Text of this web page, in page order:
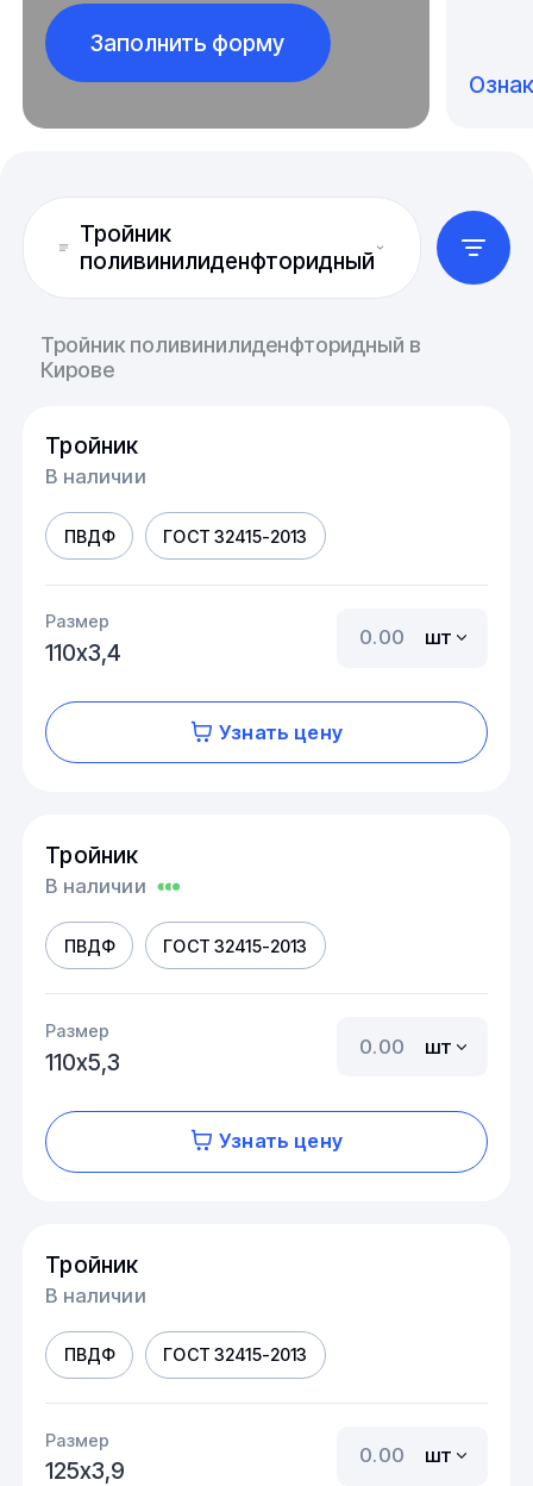
Заполнить форму
Тройник
поливинилиденфторидный
Тройник поливинилиденфторидный в
Кирове
Тройник
В наличии
ПВДФ ГОСТ 32415-2013
Размер
110х3,4
шт
Узнать цену
Тройник
В наличии
ПВДФ ГОСТ 32415-2013
Размер
110х5,3
шт
Узнать цену
Тройник
В наличии
ПВДФ ГОСТ 32415-2013
Размер
125х3,9
шт